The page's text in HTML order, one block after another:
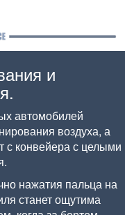
и
автомобилей
воздуха, а
с конвейера с целыми
нажатия пальца на
станет ощутима